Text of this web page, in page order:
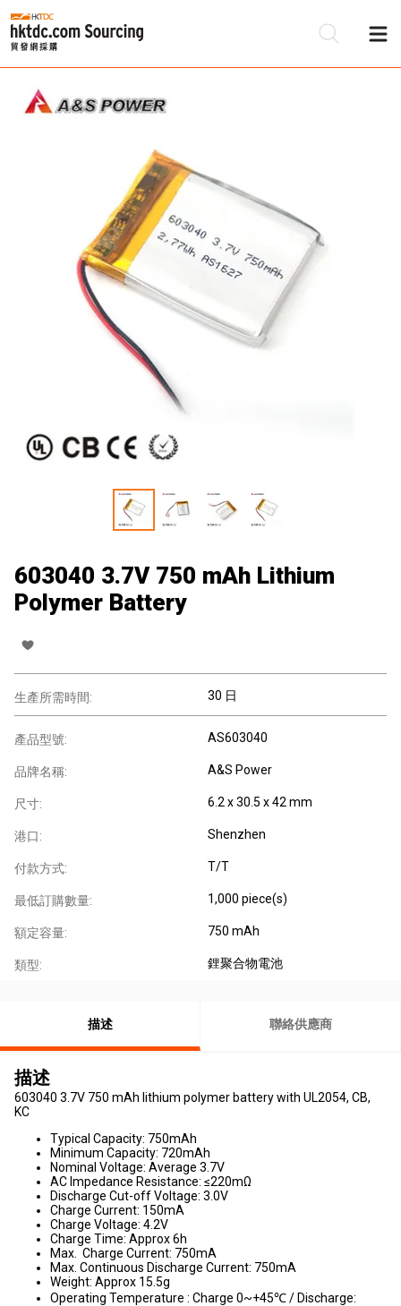
603040 3.7V 750 mAh Lithium
Polymer Battery
生產所需時間: 30 日
產品型號: AS603040
品牌名稱: A&S Power
尺寸: 6.2 x 30.5 x 42 mm
港口: Shenzhen
付款方式: T/T
最低訂購數量: 1,000 piece(s)
額定容量: 750 mAh
類型: 鋰聚合物電池
描述 聯絡供應商
描述
603040 3.7V 750 mAh lithium polymer battery with UL2054, CB,
KC
Typical Capacity: 750mAh
Minimum Capacity: 720mAh
Nominal Voltage: Average 3.7V
AC Impedance Resistance: ≤220mΩ
Discharge Cut-off Voltage: 3.0V
Charge Current: 150mA
Charge Voltage: 4.2V
Charge Time: Approx 6h
Max. Charge Current: 750mA
Max. Continuous Discharge Current: 750mA
Weight: Approx 15.5g
Operating Temperature : Charge 0~+45℃ / Discharge: